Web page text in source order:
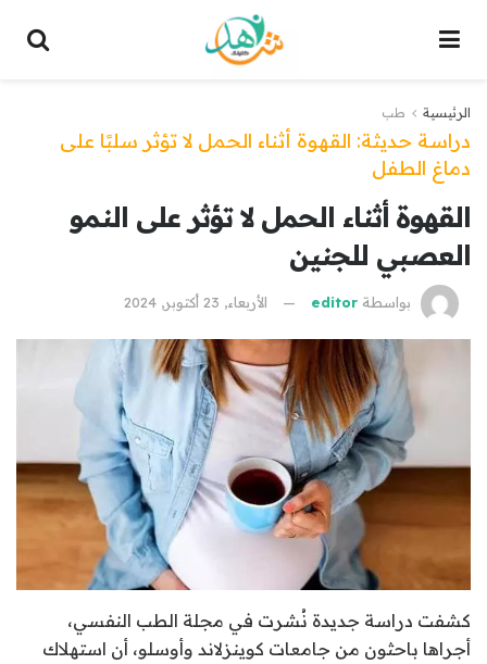
الرئيسية طب
القهوة أثناء الحمل لا تؤثر على النمو
العصبي للجنين
دراسة حديثة: القهوة أثناء الحمل لا تؤثر سلبًا على
دماغ الطفل
بواسطة editor الأربعاء, 23 أكتوبر, 2024
كشفت دراسة جديدة نُشرت في مجلة الطب النفسي،
أجراها باحثون من جامعات كوينزلاند وأوسلو، أن استهلاك